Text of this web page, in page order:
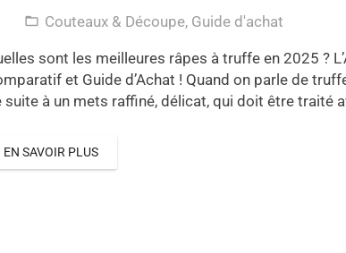
folder_open Couteaux & Découpe, Guide d'achat
sont les meilleures râpes à truffe en 2025 ?
et Guide d’Achat ! Quand on parle de
suite à un mets raffiné, délicat, qui doit être traité
EN SAVOIR PLUS